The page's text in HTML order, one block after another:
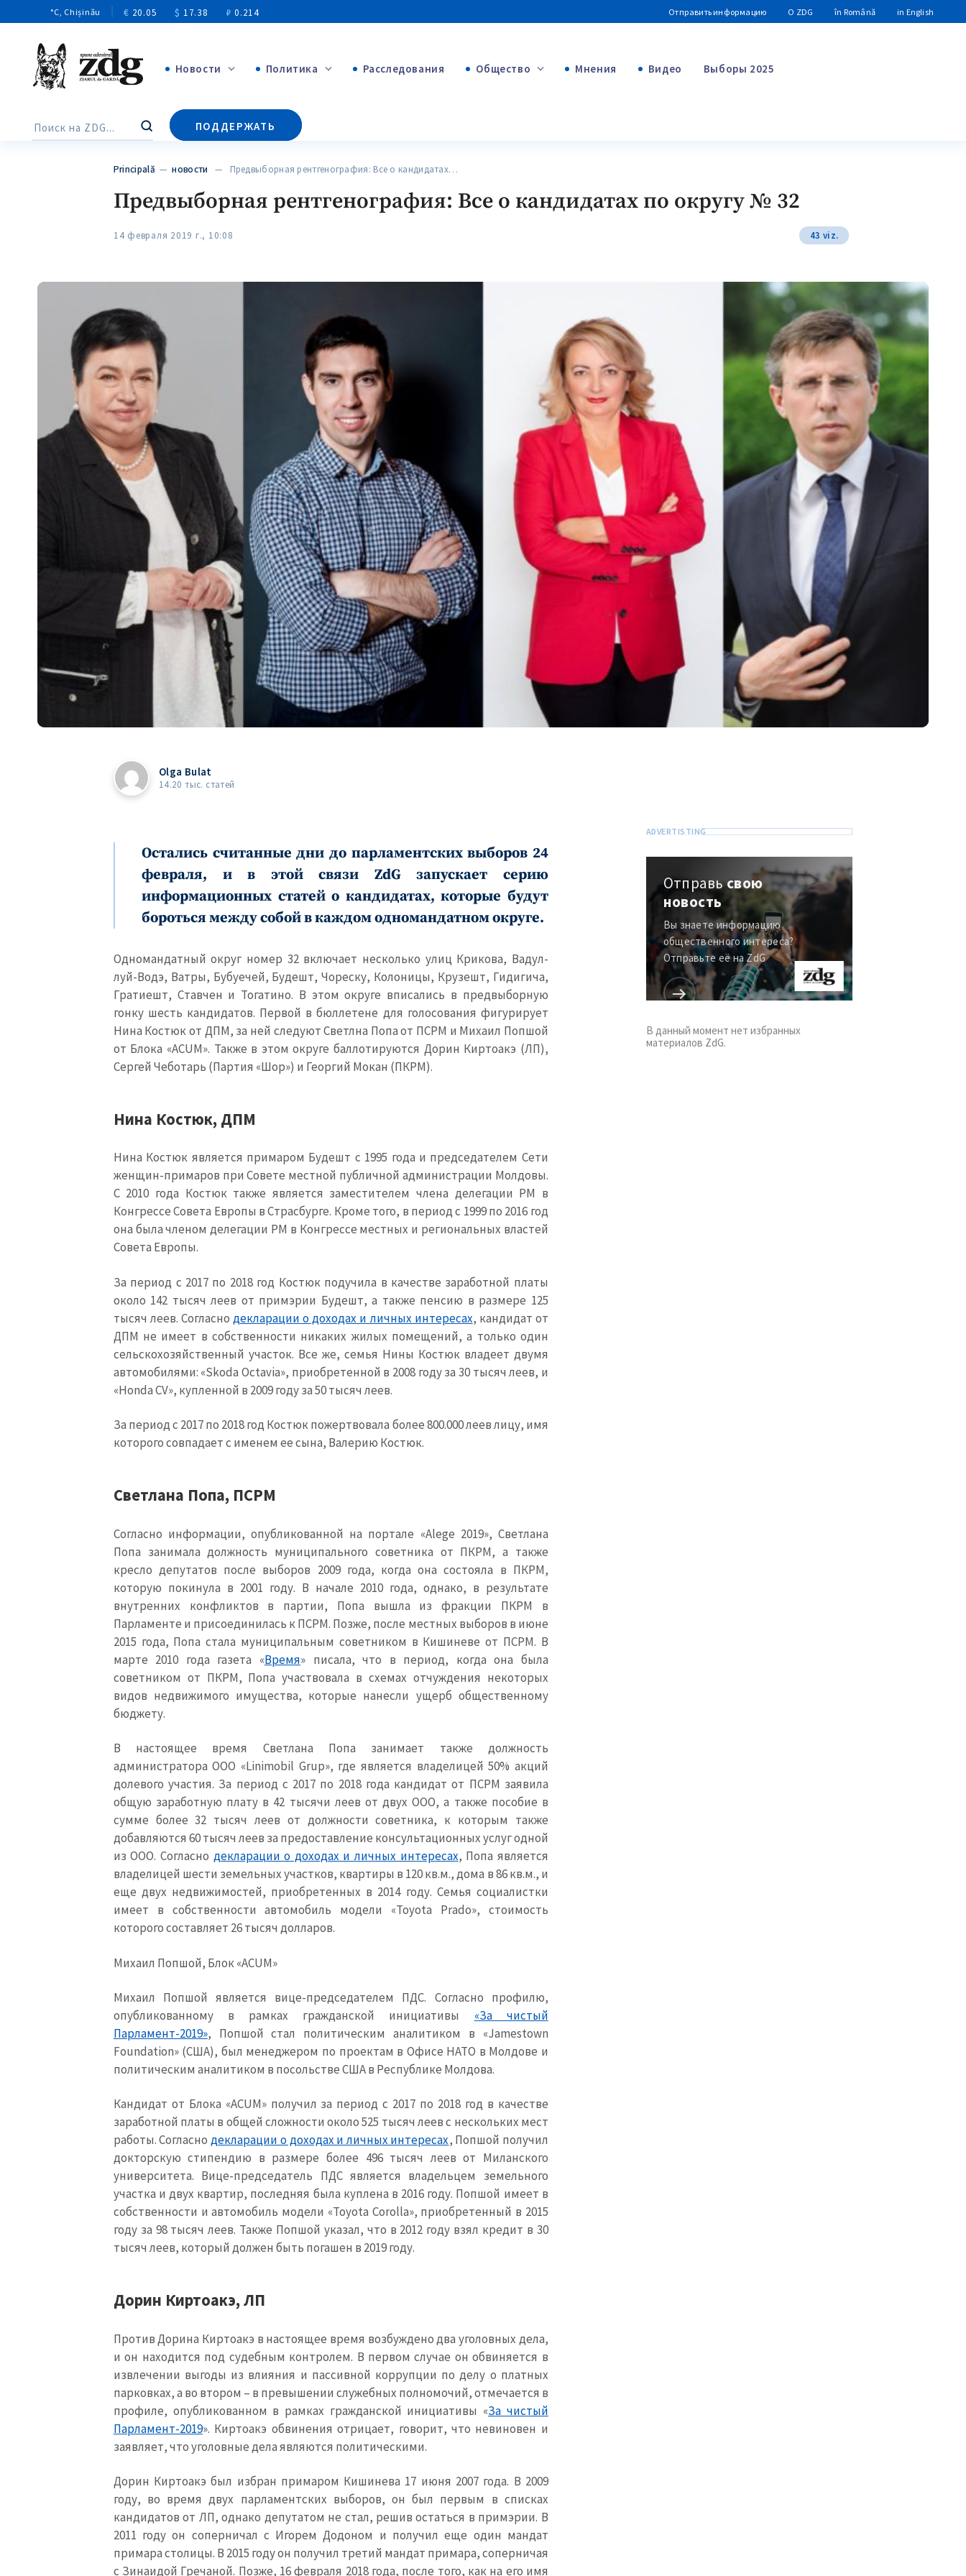
°C, Chișinău € 20.05 $ 17.38 ₽ 0.214 Отправить информацию О ZDG în Română in English
Новости
+144
Политика Расследования Общество Мнения Видео Выборы 2025
Поиск ПОДДЕРЖАТЬ
Principală —новости — Предвыборная рентгенография: Все о кандидатах…
Предвыборная рентгенография: Все о кандидатах по округу № 32
14 февраля 2019 г., 10:08 43 viz.
Olga Bulat
14.20 тыс. статей
Остались считанные дни до парламентских выборов 24
февраля, и в этой связи ZdGзапускает серию
информационных статей о кандидатах, которые будут
бороться между собой в каждом одномандатном округе.
Одномандатный округ номер 32 включает несколько улиц Крикова, Вадул-
луй-Водэ, Ватры, Бубуечей, Будешт, Чореску, Колоницы, Крузешт, Гидигича,
Гратиешт, Ставчен и Тогатино. В этом округе вписались в предвыборную
гонку шесть кандидатов. Первой в бюллетене для голосования фигурирует
Нина Костюк от ДПМ, за ней следуют Светлна Попа от ПСРМ и Михаил Попшой
от Блока «ACUM». Также в этом округе баллотируются Дорин Киртоакэ (ЛП),
Сергей Чеботарь (Партия «Шор») и Георгий Мокан (ПКРМ).
Нина Костюк, ДПМ
Нина Костюк является примаром Будешт с 1995 года и председателем Сети
женщин-примаров при Совете местной публичной администрации Молдовы.
С 2010 года Костюк также является заместителем члена делегации РМ в
Конгрессе Совета Европы в Страсбурге. Кроме того, в период с 1999 по 2016 год
она была членом делегации РМ в Конгрессе местных и региональных властей
Совета Европы.
За период с 2017 по 2018 год Костюкподучила в качестве заработной платы
около 142 тысяч леев от примэрии Будешт, а также пенсию в размере 125
тысяч леев. Согласно декларации о доходах и личных интересах, кандидат от
ДПМ не имеет в собственности никаких жилых помещений, а только один
сельскохозяйственный участок. Все же, семья Нины Костюк владеет двумя
автомобилями: «Skoda Octavia», приобретенной в 2008 году за 30 тысяч леев, и
«HondaCV», купленной в 2009 году за 50 тысяч леев.
За период с 2017 по 2018 год Костюк пожертвовала более 800.000 леев лицу, имя
которого совпадает с именем ее сына, Валерию Костюк.
Светлана Попа, ПСРМ
Согласно информации, опубликованной на портале «Alege 2019», Светлана
Попа занимала должность муниципального советника от ПКРМ, а также
кресло депутатов после выборов 2009 года, когда она состояла в ПКРМ,
которую покинула в 2001 году. В начале 2010 года, однако, в результате
внутренних конфликтов в партии, Попа вышла из фракции ПКРМ в
Парламенте и присоединилась к ПСРМ. Позже, после местных выборов в июне
2015 года, Попа стала муниципальным советником в Кишиневе от ПСРМ. В
марте 2010 года газета «Время» писала, что в период, когда она была
советником от ПКРМ, Попа участвовала в схемах отчуждения некоторых
видов недвижимого имущества, которые нанесли ущерб общественному
бюджету.
В настоящее время Светлана Попа занимает также должность
администратора ООО «Linimobil Grup», где является владелицей 50% акций
долевого участия. За период с 2017 по 2018 года кандидат от ПСРМ заявила
общую заработную плату в 42 тысячи леев от двух ООО, а также пособие в
сумме более 32 тысяч леев от должности советника, к которым также
добавляются 60 тысяч леев за предоставление консультационных услуг одной
из ООО. Согласно декларации о доходах и личных интересах, Попа является
владелицей шести земельных участков, квартиры в 120 кв.м., дома в 86 кв.м., и
еще двух недвижимостей, приобретенных в 2014 году. Семья социалистки
имеет в собственности автомобиль модели «Toyota Prado», стоимость
которого составляет 26 тысяч долларов.
Михаил Попшой, Блок«ACUM»
Михаил Попшой является вице-председателем ПДС. Согласно профилю,
опубликованному в рамках гражданской инициативы
«За чистый
Парламент-2019», Попшой стал политическим аналитиком в «Jamestown
Foundation» (США), был менеджером по проектам в Офисе НАТО в Молдове и
политическим аналитиком в посольстве США в Республике Молдова.
Кандидат от Блока «ACUM» получил за период с 2017 по 2018 год в качестве
заработной платы в общей сложности около 525 тысяч леев с нескольких мест
работы. Согласно декларации о доходах и личных интересах, Попшой получил
докторскую стипендию в размере более 496 тысяч леев от Миланского
университета. Вице-председатель ПДС является владельцем земельного
участка и двух квартир, последняя была куплена в 2016 году. Попшой имеет в
собственности и автомобиль модели «Toyota Corolla», приобретенный в 2015
году за 98 тысяч леев. Также Попшой указал, что в 2012 году взял кредит в 30
тысяч леев, который должен быть погашен в 2019 году.
Дорин Киртоакэ,ЛП
Против Дорина Киртоакэ в настоящее время возбуждено два уголовных дела,
и он находится под судебным контролем. В первом случае он обвиняется в
извлечении выгоды из влияния и пассивной коррупции по делу о платных
парковках, а во втором – в превышении служебных полномочий, отмечается в
профиле, опубликованном в рамках гражданской инициативы «За чистый
Парламент-2019». Киртоакэ обвинения отрицает, говорит, что невиновен и
заявляет, что уголовные дела являются политическими.
Дорин Киртоакэ был избран примаром Кишинева 17 июня 2007 года. В 2009
году, во время двух парламентских выборов, он был первым в списках
кандидатов от ЛП, однако депутатом не стал, решив остаться в примэрии. В
2011 году он соперничал с Игорем Додоном и получил еще один мандат
примара столицы. В 2015 году он получил третий мандат примара, соперничая
с Зинаидой Гречаной. Позже, 16 февраля 2018 года, после того, как на его имя
Отправьсвою
новость
Вы знаете информацию
общественного интереса?
Отправьте её на ZdG
В данный момент нет избранных
материалов ZdG.
Фотография + Загрузить изображение
Ссылка на медиа + Добавить ссылку на медиа
Текст новости + Добавить текст новости